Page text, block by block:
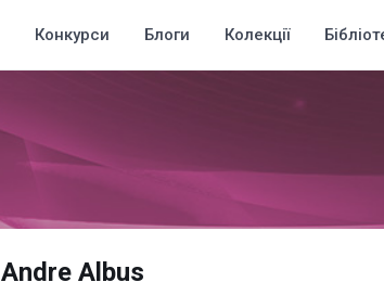
Конкурси Блоги Колекції
Andre Albus